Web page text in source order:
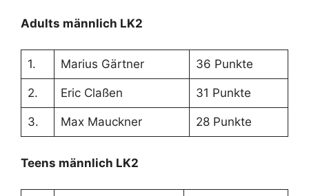
Adults männlich LK2
1. Marius Gärtner 36 Punkte
2. Eric Claßen 31 Punkte
3. Max Mauckner 28 Punkte
Teens männlich LK2